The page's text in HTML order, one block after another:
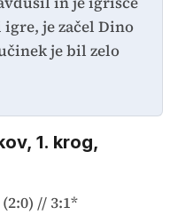
je začel Dino
je bil zelo
1. krog,
// 3:1*